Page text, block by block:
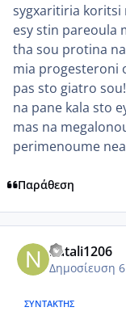
sygxaritiria koritsi
esy stin pareoula
tha sou protina
mia progesteroni
pas sto giatro
na pane kala sto
mas na
perimenoume
Παράθεση
natali1206
Δημοσίευση
ΣΥΝΤΆΚΤΗΣ